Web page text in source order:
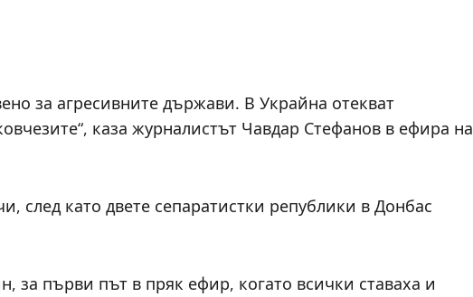
за агресивните държави. В Украйна отекват
каза журналистът Чавдар Стефанов в ефира на
след като двете сепаратистки републики в Донбас
за първи път в пряк ефир, когато всички ставаха и